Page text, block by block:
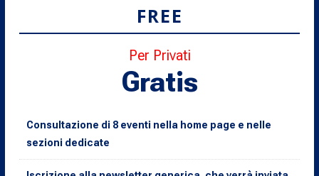
FREE
Per Privati
Gratis
Consultazione di 8 eventi nella home page e nelle
sezioni dedicate